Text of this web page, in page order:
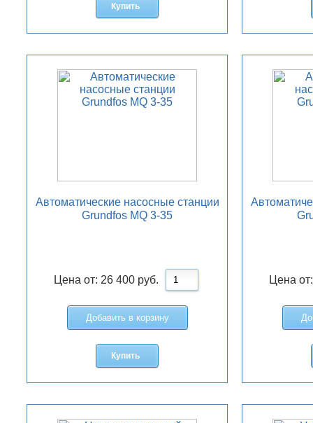
Купить
Автоматические насосные станции
Grundfos MQ 3-35
Цена от: 26 400 руб.
Добавить в корзину
Купить
Цена